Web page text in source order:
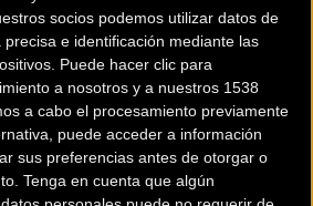
socios podemos utilizar datos de
e identificación mediante las
Puede hacer clic para
a nosotros y a nuestros 1538
a cabo el procesamiento previamente
puede acceder a información
sus preferencias antes de otorgar o
Tenga en cuenta que algún
publicada eljueves, 14 de octubre
la sección dePista
se ha convertido en el nuevo
de la hora en categoría élite al
nuevo registro de 44 kilómetros y